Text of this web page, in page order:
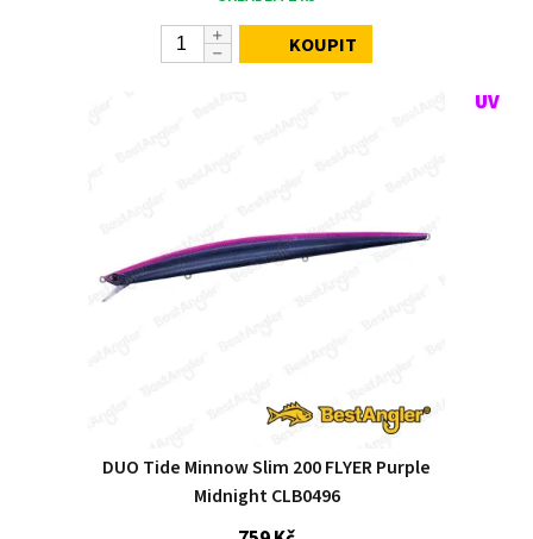
KOUPIT
DUO Tide Minnow Slim 200 FLYER Purple
Midnight CLB0496